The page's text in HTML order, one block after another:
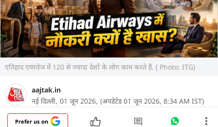
एतिहाद एयरवेज में 120 से ज्यादा देशों के लोग काम करते हैं. ( Photo: ITG)
aajtak.in
नई दिल्ली, 01 जून 2026, (अपडेटेड 01 जून 2026, 8:34 AM IST)
Prefer us on